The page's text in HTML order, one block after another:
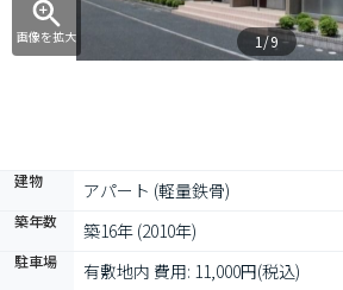
画像を拡大 1/9
建物 アパート (軽量鉄骨)
築年数 築16年 (2010年)
駐車場 有敷地内 費用: 11,000円(税込)